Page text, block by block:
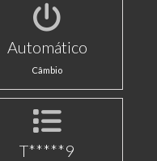
Automático
Câmbio
T*****9